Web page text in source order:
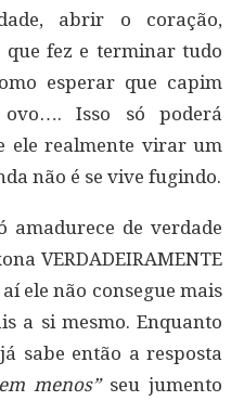
abrir o coração,
fez e terminar tudo
esperar que capim
Isso só poderá
ele realmente virar um
não é se vive fugindo.
amadurece de verdade
VERDADEIRAMENTE
ele não consegue mais
a si mesmo. Enquanto
sabe então a resposta
menos”seu jumento